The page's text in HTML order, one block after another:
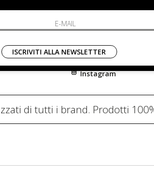
Contatti
Spedizione
Instagram
di tutti i brand. Prodotti
ISCRIVITI ALLA NEWSLETTER